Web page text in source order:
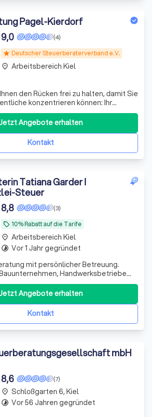
Pagel-Kierdorf
star Deutscher Steuerberaterverband e.V.
(4)
9,0
den Rücken frei zu halten, damit Sie
konzentrieren können: Ihr
begleiten Sie
und erfolgreich auf dem Weg zum Ziel!
Kontakt
Angebote erhalten
place Arbeitsbereich Kiel
Tatiana Garder I
Steuer
local_offer 10% Rabatt auf die Tarife
(3)
8,8
mit persönlicher Betreuung.
Handwerksbetriebe
Beratung und direkte
statt anonymer Großkanzlei.
Kontakt
Angebote erhalten
place Arbeitsbereich Kiel
timelapse Vor 1 Jahr gegründet
mbH
(7)
8,6
place Schloßgarten 6, Kiel
timelapse Vor 56 Jahren gegründet